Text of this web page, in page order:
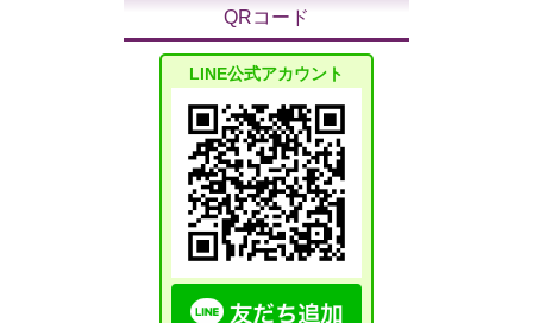
QRコード
LINE公式アカウント